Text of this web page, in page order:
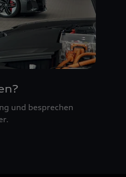
und besprechen